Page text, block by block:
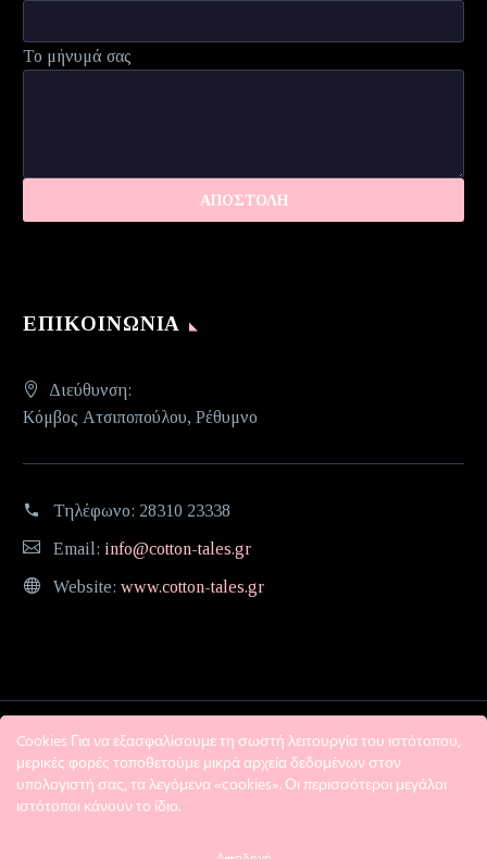
Το μήνυμά σας
ΕΠΙΚΟΙΝΩΝΊΑ
Διεύθυνση:
Κόμβος Ατσιποπούλου, Ρέθυμνο
Τηλέφωνο: 28310 23338
Email: info@cotton-tales.gr
Website: www.cotton-tales.gr
Cookies Για να εξασφαλίσουμε τη σωστή λειτουργία του ιστότοπου,
μερικές φορές τοποθετούμε μικρά αρχεία δεδομένων στον
υπολογιστή σας, τα λεγόμενα «cookies». Οι περισσότεροι μεγάλοι
ιστότοποι κάνουν το ίδιο.